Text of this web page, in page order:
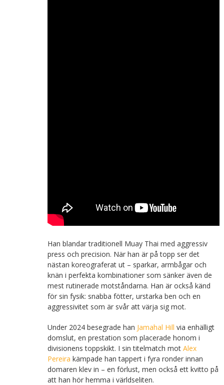
Han blandar traditionell Muay Thai med aggressiv
press och precision. När han är på topp ser det
nästan koreograferat ut – sparkar, armbågar och
knän i perfekta kombinationer som sänker även de
mest rutinerade motståndarna. Han är också känd
för sin fysik: snabba fötter, urstarka ben och en
aggressivitet som är svår att värja sig mot.
Under 2024 besegrade han Jamahal Hill via enhälligt
domslut, en prestation som placerade honom i
divisionens toppskikt. I sin titelmatch mot Alex
Pereira kämpade han tappert i fyra ronder innan
domaren klev in – en förlust, men också ett kvitto på
att han hör hemma i världseliten.